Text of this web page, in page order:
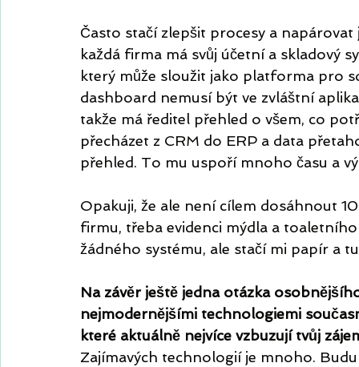
Často stačí zlepšit procesy a
každá firma má svůj účetní a skladový
který může sloužit jako platforma pro
dashboard nemusí být ve zvláštní
takže má ředitel přehled o všem, co
přecházet z CRM do ERP a data
přehled. To mu uspoří mnoho času a
Opakuji, že ale není cílem dosáhnout
firmu, třeba evidenci mýdla a
žádného systému, ale stačí mi papír a
Na závěr ještě jedna otázka
nejmodernějšími technologiemi
které aktuálně nejvíce vzbuzují tvůj
Zajímavých technologií je mnoho.